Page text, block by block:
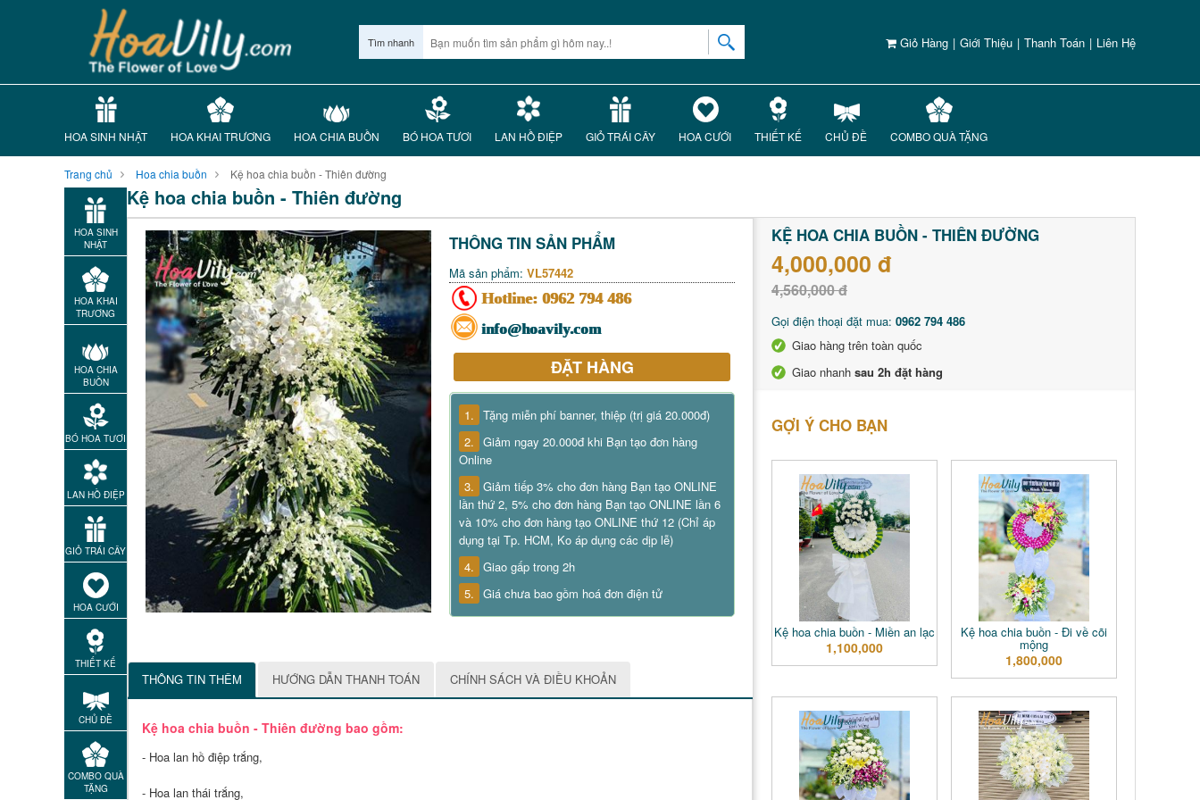
Giỏ Hàng | Giới Thiệu | Thanh Toán | Liên Hệ
Tìm nhanh
HOA SINH NHẬT HOA KHAI TRƯƠNG HOA CHIA BUỒN BÓ HOA TƯƠI LAN HỒ ĐIỆP GIỎ TRÁI CÂY HOA CƯỚI THIẾT KẾ CHỦ ĐỀ COMBO QUÀ TẶNG
Trang chủ Hoa chia buồn Kệ hoa chia buồn - Thiên đường
HOA SINH
NHẬT
HOA KHAI
TRƯƠNG
HOA CHIA
BUỒN
BÓ HOA TƯƠI
LAN HỒ ĐIỆP
GIỎ TRÁI CÂY
HOA CƯỚI
THIẾT KẾ
CHỦ ĐỀ
COMBO QUÀ
TẶNG
Kệ hoa chia buồn - Thiên đường
THÔNG TIN SẢN PHẨM
Mã sản phẩm: VL57442
Hotline: 0962 794 486
info@hoavily.com
ĐẶT HÀNG
1. Tặng miễn phí banner, thiệp (trị giá 20.000đ)
2. Giảm ngay 20.000đ khi Bạn tạo đơn hàng
Online
3. Giảm tiếp 3% cho đơn hàng Bạn tạo ONLINE
lần thứ 2, 5% cho đơn hàng Bạn tạo ONLINE lần 6
và 10% cho đơn hàng tạo ONLINE thứ 12 (Chỉ áp
dụng tại Tp. HCM, Ko áp dụng các dịp lễ)
4. Giao gấp trong 2h
5. Giá chưa bao gồm hoá đơn điện tử
THÔNG TIN THÊM HƯỚNG DẪN THANH TOÁN CHÍNH SÁCH VÀ ĐIỀU KHOẢN
Kệ hoa chia buồn - Thiên đường bao gồm:
- Hoa lan hồ điệp trắng,
- Hoa lan thái trắng,
KỆ HOA CHIA BUỒN - THIÊN ĐƯỜNG
4,000,000 đ
4,560,000 đ
Gọi điện thoại đặt mua: 0962 794 486
Giao hàng trên toàn quốc
Giao nhanh sau 2h đặt hàng
GỢI Ý CHO BẠN
Kệ hoa chia buồn - Miền an lạc
1,100,000
Kệ hoa chia buồn - Đi về cõi
mộng
1,800,000